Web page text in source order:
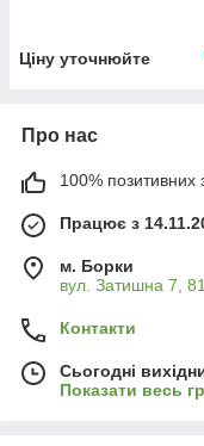
Ціну уточнюйте
Про нас
100% позитивних з
Працює з
м. Борки
вул. Затишна 7,
Контакти
Сьогодні
Показати весь